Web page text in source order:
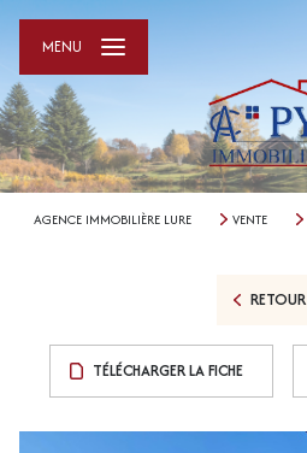
MENU
AGENCE IMMOBILIÈRE LURE VENTE
RETOUR
TÉLÉCHARGER LA FICHE